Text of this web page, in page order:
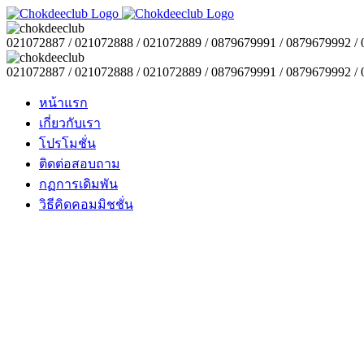
021072887 / 021072888 / 021072889 / 0879679991 / 0879679992 /
021072887 / 021072888 / 021072889 / 0879679991 / 0879679992 /
หน้าแรก
เกี่ยวกับเรา
โปรโมชั่น
ติดต่อสอบถาม
กฏการเดิมพัน
วิธีคิดคอมมิชชั่น